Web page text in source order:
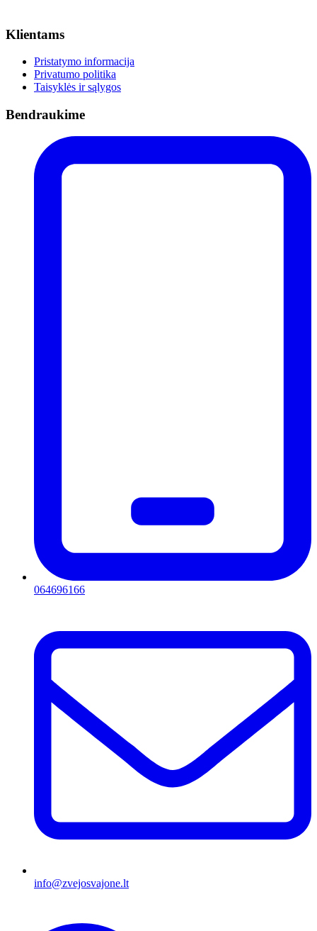
Klientams
Pristatymo informacija
Privatumo politika
Taisyklės ir sąlygos
Bendraukime
064696166
info@zvejosvajone.lt